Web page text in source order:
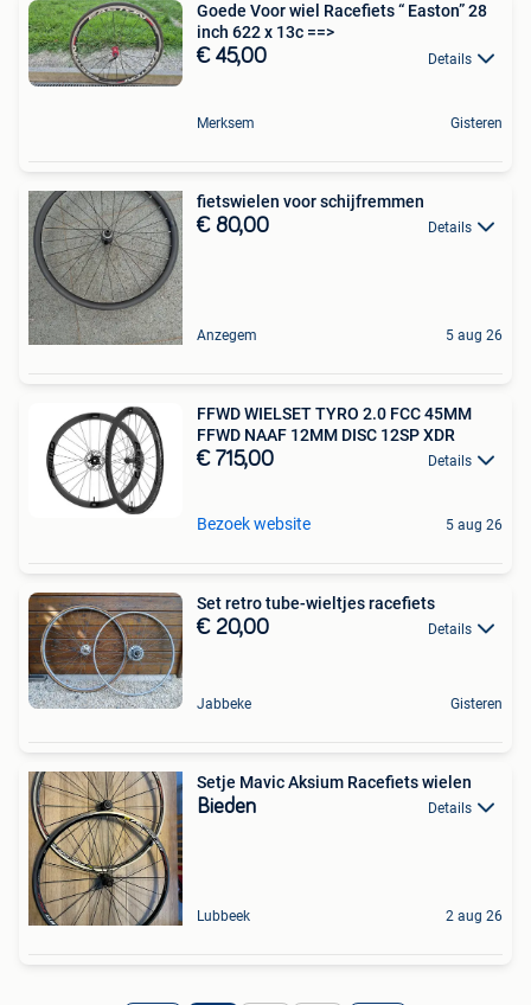
Goede Voor wiel Racefiets “ Easton” 28
inch 622 x 13c ==>
€ 45,00 Details
Merksem Gisteren
fietswielen voor schijfremmen
€ 80,00 Details
Anzegem 5 aug 26
FFWD WIELSET TYRO 2.0 FCC 45MM
FFWD NAAF 12MM DISC 12SP XDR
€ 715,00 Details
Bezoek website 5 aug 26
Set retro tube-wieltjes racefiets
€ 20,00 Details
Jabbeke Gisteren
Setje Mavic Aksium Racefiets wielen
Bieden Details
Lubbeek 2 aug 26